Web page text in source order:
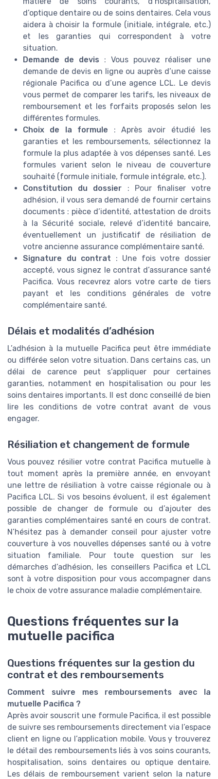
d’optique dentaire ou de soins dentaires. Cela vous
aidera à choisir la formule (initiale, intégrale, etc.)
et les garanties qui correspondent à votre
situation.
Demande de devis : Vous pouvez réaliser une
demande de devis en ligne ou auprès d’une caisse
régionale Pacifica ou d’une agence LCL. Le devis
vous permet de comparer les tarifs, les niveaux de
remboursement et les forfaits proposés selon les
différentes formules.
Choix de la formule : Après avoir étudié les
garanties et les remboursements, sélectionnez la
formule la plus adaptée à vos dépenses santé. Les
formules varient selon le niveau de couverture
souhaité (formule initiale, formule intégrale, etc.).
Constitution du dossier : Pour finaliser votre
adhésion, il vous sera demandé de fournir certains
documents : pièce d’identité, attestation de droits
à la Sécurité sociale, relevé d’identité bancaire,
éventuellement un justificatif de résiliation de
votre ancienne assurance complémentaire santé.
Signature du contrat : Une fois votre dossier
accepté, vous signez le contrat d’assurance santé
Pacifica. Vous recevrez alors votre carte de tiers
payant et les conditions générales de votre
complémentaire santé.
Délais et modalités d’adhésion
L’adhésion à la mutuelle Pacifica peut être immédiate
ou différée selon votre situation. Dans certains cas, un
délai de carence peut s’appliquer pour certaines
garanties, notamment en hospitalisation ou pour les
soins dentaires importants. Il est donc conseillé de bien
lire les conditions de votre contrat avant de vous
engager.
Résiliation et changement de formule
Vous pouvez résilier votre contrat Pacifica mutuelle à
tout moment après la première année, en envoyant
une lettre de résiliation à votre caisse régionale ou à
Pacifica LCL. Si vos besoins évoluent, il est également
possible de changer de formule ou d’ajouter des
garanties complémentaires santé en cours de contrat.
N’hésitez pas à demander conseil pour ajuster votre
couverture à vos nouvelles dépenses santé ou à votre
situation familiale. Pour toute question sur les
démarches d’adhésion, les conseillers Pacifica et LCL
sont à votre disposition pour vous accompagner dans
le choix de votre assurance maladie complémentaire.
Questions fréquentes sur la
mutuelle pacifica
Questions fréquentes sur la gestion du
contrat et des remboursements
Comment suivre mes remboursements avec la
mutuelle Pacifica ?
Après avoir souscrit une formule Pacifica, il est possible
de suivre ses remboursements directement via l’espace
client en ligne ou l’application mobile. Vous y trouverez
le détail des remboursements liés à vos soins courants,
hospitalisation, soins dentaires ou optique dentaire.
Les délais de remboursement varient selon la nature